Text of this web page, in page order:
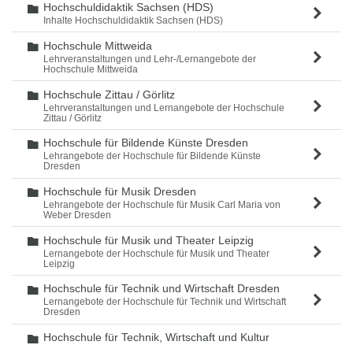
Ordner
Hochschuldidaktik Sachsen (HDS)
Inhalte Hochschuldidaktik Sachsen (HDS)
Ordner
Hochschule Mittweida
Lehrveranstaltungen und Lehr-/Lernangebote der
Hochschule Mittweida
Ordner
Hochschule Zittau / Görlitz
Lehrveranstaltungen und Lernangebote der Hochschule
Zittau / Görlitz
Ordner
Hochschule für Bildende Künste Dresden
Lehrangebote der Hochschule für Bildende Künste
Dresden
Ordner
Hochschule für Musik Dresden
Lehrangebote der Hochschule für Musik Carl Maria von
Weber Dresden
Ordner
Hochschule für Musik und Theater Leipzig
Lernangebote der Hochschule für Musik und Theater
Leipzig
Ordner
Hochschule für Technik und Wirtschaft Dresden
Lernangebote der Hochschule für Technik und Wirtschaft
Dresden
Ordner
Hochschule für Technik, Wirtschaft und Kultur